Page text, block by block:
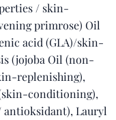
/ skin-
primrose) Oil
acid (GLA)/skin-
(jojoba Oil (non-
replenishing),
conditioning),
Lauryl